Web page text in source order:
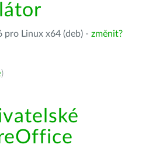
pro Linux x64 (deb) - změnit?
)